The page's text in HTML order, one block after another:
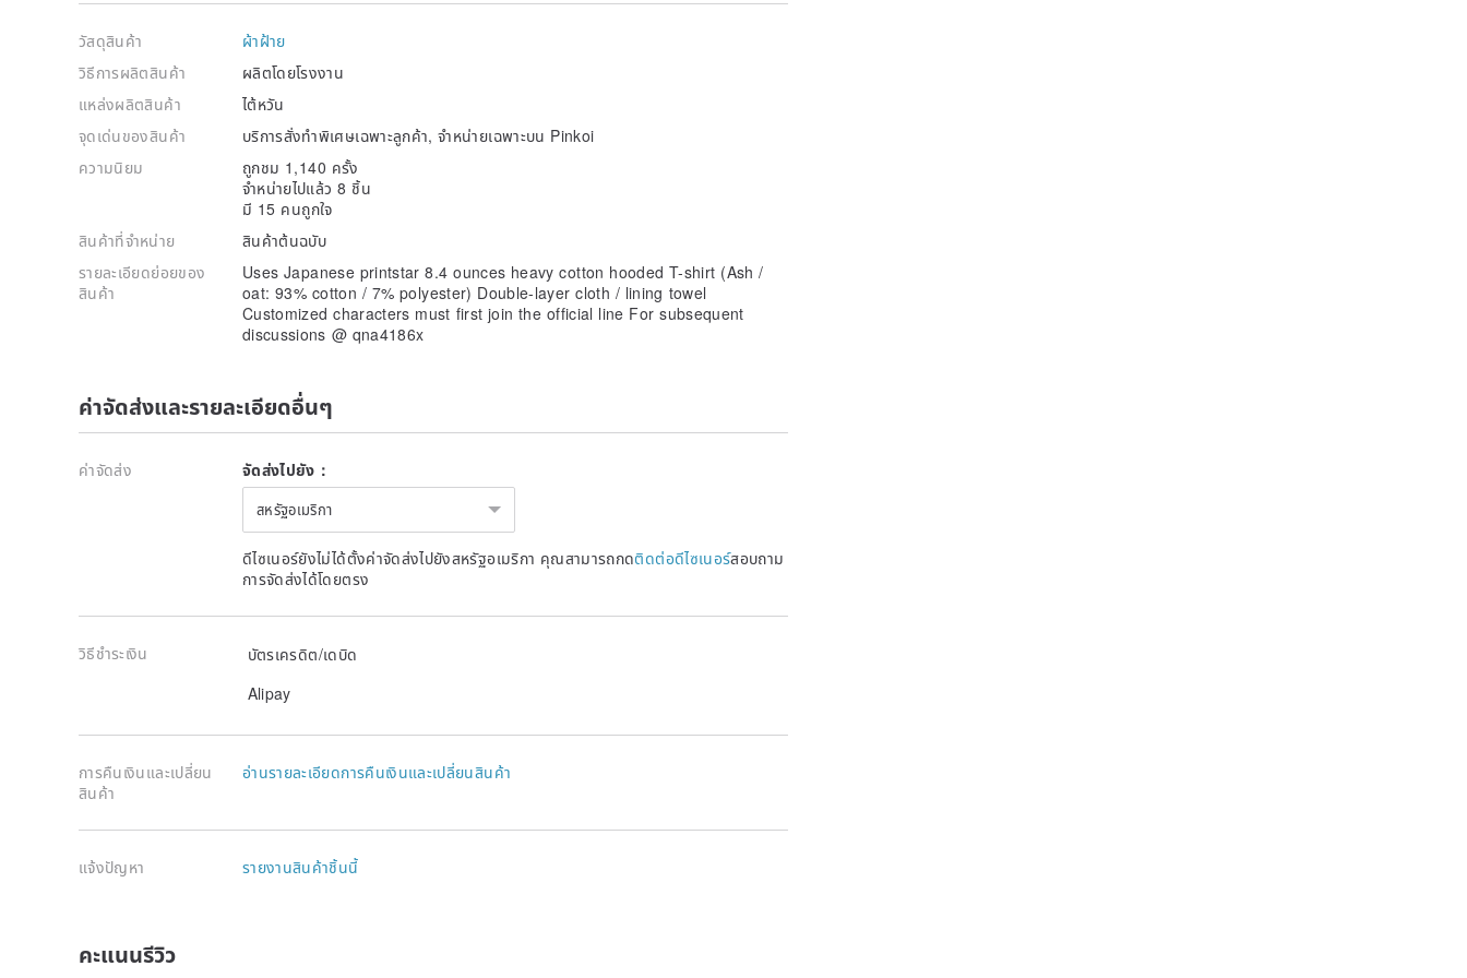
Photos and pictures are tried to be presented in actual colors
The color error is certain, please purchase at your own discretion
The size of the pattern is set by the designer, please inform us if you have special needs
Mimi hopes everyone likes Fat Bao Tee
The clothes are not produced in-house, and may be out of stock. If you are out of
stock, you will be proactively notified to see if the color is changed or the order is
วัสดุสินค้า
ผ้าฝ้าย
วิธีการผลิตสินค้า
ผลิตโดยโรงงาน
แหล่งผลิตสินค้า
ไต้หวัน
จุดเด่นของสินค้า
บริการสั่งทำพิเศษเฉพาะลูกค้า, จำหน่ายเฉพาะบน Pinkoi
ความนิยม
ถูกชม 1,140 ครั้ง
จำหน่ายไปแล้ว 8 ชิ้น
มี 15 คนถูกใจ
สินค้าที่จำหน่าย
สินค้าต้นฉบับ
รายละเอียดย่อยของ
สินค้า
Uses Japanese printstar 8.4 ounces heavy cotton hooded T-shirt (Ash /
oat: 93% cotton / 7% polyester) Double-layer cloth / lining towel
Customized characters must first join the official line For subsequent
discussions @ qna4186x
ค่าจัดส่งและรายละเอียดอื่นๆ
ค่าจัดส่ง จัดส่งไปยัง：
สหรัฐอเมริกา
ดีไซเนอร์ยังไม่ได้ตั้งค่าจัดส่งไปยังสหรัฐอเมริกา คุณสามารถกดติดต่อดีไซเนอร์สอบถาม
การจัดส่งได้โดยตรง
วิธีชำระเงิน
บัตรเครดิต/เดบิด
Alipay
การคืนเงินและเปลี่ยน
สินค้า
อ่านรายละเอียดการคืนเงินและเปลี่ยนสินค้า
แจ้งปัญหา รายงานสินค้าชิ้นนี้
คะแนนรีวิว